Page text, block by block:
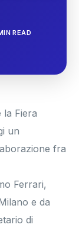
READ
la Fiera
un
fra
Ferrari,
e da
di